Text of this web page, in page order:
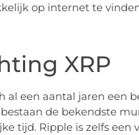
op internet te
XRP
al een aantal jaren een
de bekendste
tijd. Ripple is zelfs een